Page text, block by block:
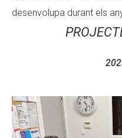
desenvolupa durant els
SUPORT
SUPORT